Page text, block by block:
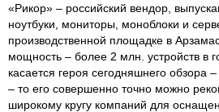
«Рикор» – российский вендор,
ноутбуки, мониторы, моноблоки и
производственной площадке в
мощность – более 2 млн. устройств в
касается героя сегодняшнего обзора
– то его совершенно точно можно
широкому кругу компаний для